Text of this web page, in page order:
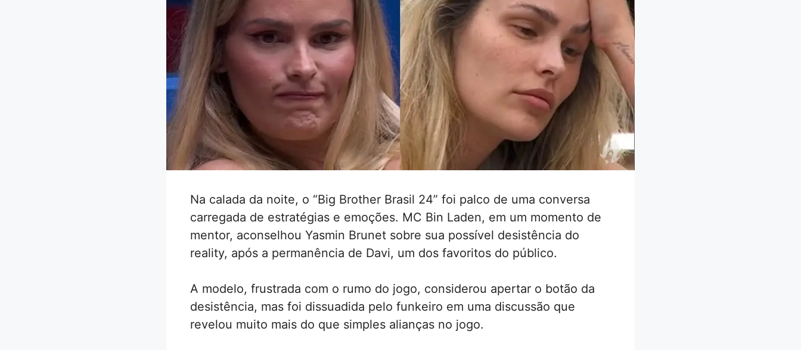
Na calada da noite, o “Big Brother Brasil 24” foi palco de uma conversa
carregada de estratégias e emoções. MC Bin Laden, em um momento de
mentor, aconselhou Yasmin Brunet sobre sua possível desistência do
reality, após a permanência de Davi, um dos favoritos do público.
A modelo, frustrada com o rumo do jogo, considerou apertar o botão da
desistência, mas foi dissuadida pelo funkeiro em uma discussão que
revelou muito mais do que simples alianças no jogo.